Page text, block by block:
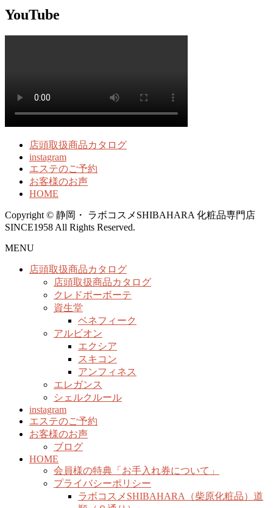
YouTube
店頭取扱商品カタログ
instagram
エステのご予約
お客様のお声
HOME
Copyright © 静岡・ ラボコスメSHIBAHARA 化粧品専門店
SINCE1958 All Rights Reserved.
MENU
店頭取扱商品カタログ
店頭取扱商品カタログ
クレドポーボーテ
資生堂
ベネフィーク
アルビオン
エクシア
スキコン
アンフィネス
エレガンス
シェルクルール
instagram
エステのご予約
お客様のお声
ブログ
HOME
会員様の特典「お手入れ券について」
プライバシーポリシー
ラボコスメSHIBAHARA（柴原化粧品）道